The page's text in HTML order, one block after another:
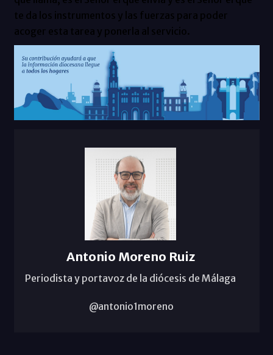
te da los instrumentos y las fuerzas para poder
acoger esta tarea y ponerla al servicio.
Antonio Moreno Ruiz
Periodista y portavoz de la diócesis de Málaga
@antonio1moreno